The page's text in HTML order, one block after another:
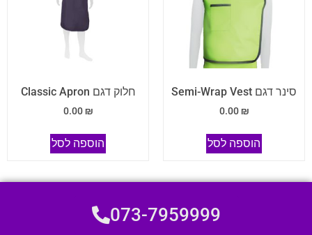
סינר דגם Semi-Wrap Vest
0.00₪
הוספה לסל
חלוק דגם Classic Apron
0.00₪
הוספה לסל
073-7959999